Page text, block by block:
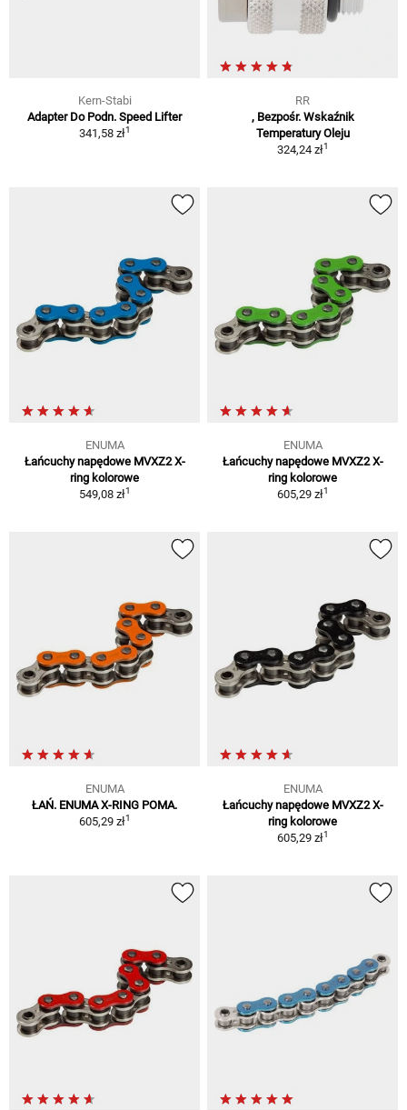
Kern-Stabi
Adapter Do Podn. Speed Lifter
341,58 zł1
RR
, Bezpośr. Wskaźnik
Temperatury Oleju
324,24 zł1
ENUMA
Łańcuchy napędowe MVXZ2 X-
ring kolorowe
549,08 zł1
ENUMA
Łańcuchy napędowe MVXZ2 X-
ring kolorowe
605,29 zł1
ENUMA
ŁAŃ. ENUMA X-RING POMA.
605,29 zł1
ENUMA
Łańcuchy napędowe MVXZ2 X-
ring kolorowe
605,29 zł1